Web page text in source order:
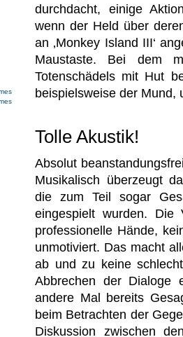
durchdacht, einige
wenn der Held über
an ‚Monkey Island III‘
Maustaste. Bei dem
Totenschädels mit Hut
beispielsweise der Mund,
Tolle Akustik!
Absolut
Musikalisch überzeugt
die zum Teil sogar
eingespielt wurden.
professionelle Hände,
unmotiviert. Das macht
ab und zu keine
Abbrechen der Dialoge
andere Mal bereits
beim Betrachten der
Diskussion zwischen